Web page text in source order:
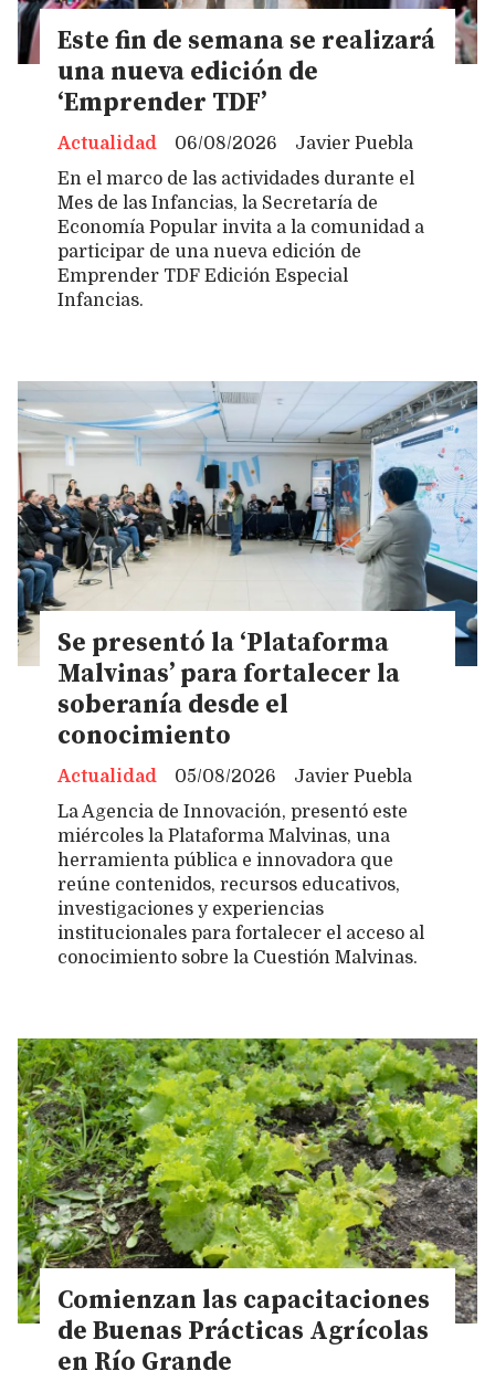
Este fin de semana se realizará
una nueva edición de
‘Emprender TDF’
Javier Puebla
Actualidad
06/08/2026
En el marco de las actividades durante el
Mes de las Infancias, la Secretaría de
Economía Popular invita a la comunidad a
participar de una nueva edición de
Emprender TDF Edición Especial
Infancias.
Se presentó la ‘Plataforma
Malvinas’ para fortalecer la
soberanía desde el
conocimiento
Javier Puebla
Actualidad
05/08/2026
La Agencia de Innovación, presentó este
miércoles la Plataforma Malvinas, una
herramienta pública e innovadora que
reúne contenidos, recursos educativos,
investigaciones y experiencias
institucionales para fortalecer el acceso al
conocimiento sobre la Cuestión Malvinas.
Comienzan las capacitaciones
de Buenas Prácticas Agrícolas
en Río Grande